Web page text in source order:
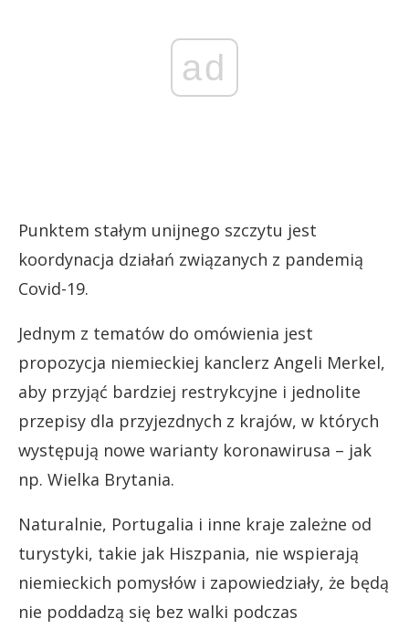
ad
Punktem stałym unijnego szczytu jest
koordynacja działań związanych z pandemią
Covid-19.
Jednym z tematów do omówienia jest
propozycja niemieckiej kanclerz Angeli Merkel,
aby przyjąć bardziej restrykcyjne i jednolite
przepisy dla przyjezdnych z krajów, w których
występują nowe warianty koronawirusa – jak
np. Wielka Brytania.
Naturalnie, Portugalia i inne kraje zależne od
turystyki, takie jak Hiszpania, nie wspierają
niemieckich pomysłów i zapowiedziały, że będą
nie poddadzą się bez walki podczas